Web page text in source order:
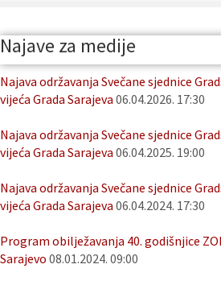
Najave za medije
Najava održavanja Svečane sjednice
vijeća Grada Sarajeva 06.04.2026. 17:30
Najava održavanja Svečane sjednice
vijeća Grada Sarajeva 06.04.2025. 19:00
Najava održavanja Svečane sjednice
vijeća Grada Sarajeva 06.04.2024. 17:30
Program obilježavanja 40. godišnjice
Sarajevo 08.01.2024. 09:00